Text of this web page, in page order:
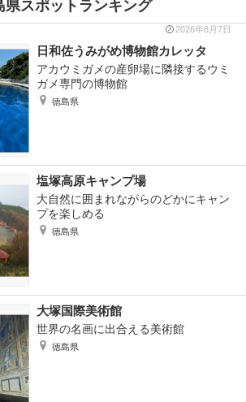
県スポットランキング
2026年8月7日
日和佐うみがめ博物館カレッタ
アカウミガメの産卵場に隣接するウミ
ガメ専門の博物館
徳島県
塩塚高原キャンプ場
大自然に囲まれながらのどかにキャン
プを楽しめる
徳島県
大塚国際美術館
世界の名画に出合える美術館
徳島県